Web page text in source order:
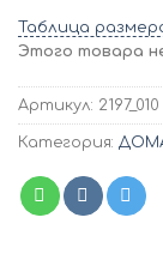
Таблица
Этого товара
Артикул: 2197_010
Категория: